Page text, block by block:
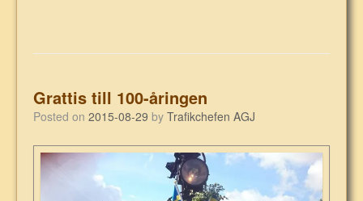
Grattis till 100-åringen
Posted on 2015-08-29 by Trafikchefen AGJ